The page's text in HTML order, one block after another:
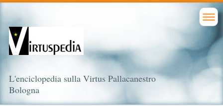
L'enciclopedia sulla Virtus Pallacanestro
Bologna